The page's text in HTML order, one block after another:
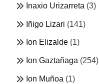
Inaxio Urizarreta (3)
Iñigo Lizari (141)
Ion Elizalde (1)
Ion Gaztañaga (254)
Ion Muñoa (1)